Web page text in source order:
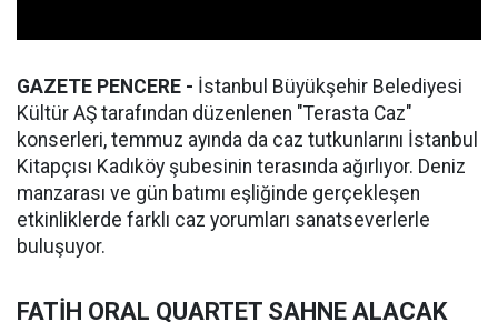
GAZETE PENCERE - İstanbul Büyükşehir Belediyesi
Kültür AŞ tarafından düzenlenen "Terasta Caz"
konserleri, temmuz ayında da caz tutkunlarını İstanbul
Kitapçısı Kadıköy şubesinin terasında ağırlıyor. Deniz
manzarası ve gün batımı eşliğinde gerçekleşen
etkinliklerde farklı caz yorumları sanatseverlerle
buluşuyor.
FATİH ORAL QUARTET SAHNE ALACAK